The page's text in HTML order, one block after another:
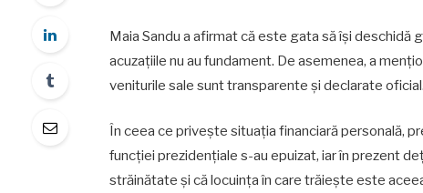
Maia Sandu a afirmat că este gata să își deschidă
acuzațiile nu au fundament. De asemenea, a
veniturile sale sunt transparente și declarate oficial.
În ceea ce privește situația financiară personală,
funcției prezidențiale s-au epuizat, iar în prezent
străinătate și că locuința în care trăiește este